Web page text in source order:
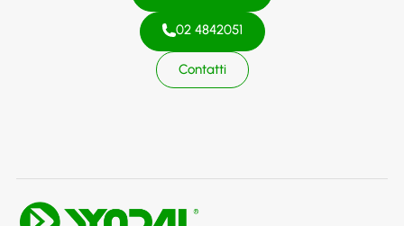
02 4842051
Contatti